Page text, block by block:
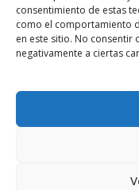
consentimiento de estas
como el comportamiento
en este sitio. No
negativamente a ciertas
Este sitio
cómo se
PUBLICIDAD